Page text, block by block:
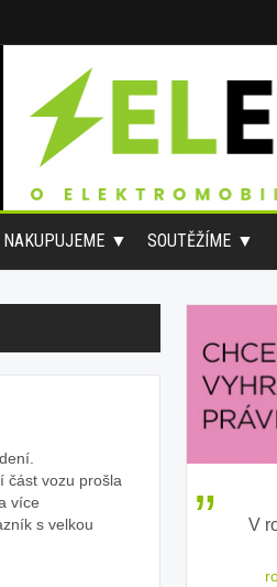
NAKUPUJEME SOUTĚŽÍME
část vozu prošla
více
s velkou
děti na cestách V